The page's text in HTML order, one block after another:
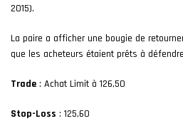
2015).
La paire a afficher une bougie de
que les acheteurs étaient prêts à
Trade : Achat Limit à 126,50
Stop-Loss : 125,60